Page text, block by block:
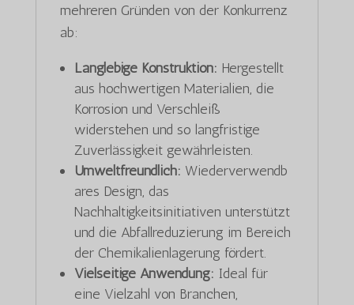
mehreren Gründen von der Konkurrenz
ab:
Langlebige Konstruktion: Hergestellt
aus hochwertigen Materialien, die
Korrosion und Verschleiß
widerstehen und so langfristige
Zuverlässigkeit gewährleisten.
Umweltfreundlich: Wiederverwendb
ares Design, das
Nachhaltigkeitsinitiativen unterstützt
und die Abfallreduzierung im Bereich
der Chemikalienlagerung fördert.
Vielseitige Anwendung: Ideal für
eine Vielzahl von Branchen,